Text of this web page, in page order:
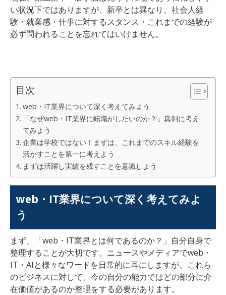
い状況下ではありますが、新卒とは異なり、社会人経
験・就業感・仕事に対するスタンス・これまでの経験が
必ず問われることを忘れてはいけません。
目次
web・IT業界について深く考えてみよう
「なぜweb・IT業界に転職がしたいのか？」真剣に考え
てみよう
企業は学校ではない！まずは、これまでのスキル経験を
活かすことを第一に考えよう
まずは活躍し実績を残すことを意識しよう
web・IT業界について深く考えてみよ
う
まず、「web・IT業界とは何であるのか？」自分自身で
整理することが大切です。ニュースやメディアでweb・
IT・AIと様々なワードを日常的に耳にしますが、これら
のビジネスに対して、今の自分の能力ではどの部分に介
在価値があるのか整理をする必要があります。